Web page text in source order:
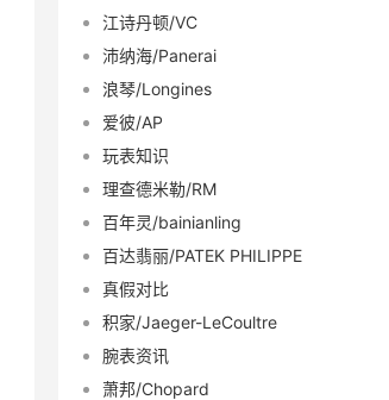
江诗丹顿/VC
沛纳海/Panerai
浪琴/Longines
爱彼/AP
玩表知识
理查德米勒/RM
百年灵/bainianling
百达翡丽/PATEK PHILIPPE
真假对比
积家/Jaeger-LeCoultre
腕表资讯
萧邦/Chopard